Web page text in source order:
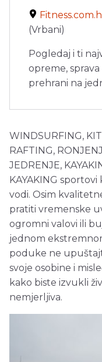
(Vrbani)
Pogledaj i ti
opreme,
prehrani na
WINDSURFING,
RAFTING,
JEDRENJE,
KAYAKING
vodi. Osim
pratiti vremenske
ogromni valovi ili
jednom
poduke ne
svoje osobine i
kako biste izvukli
nemjerljiva.